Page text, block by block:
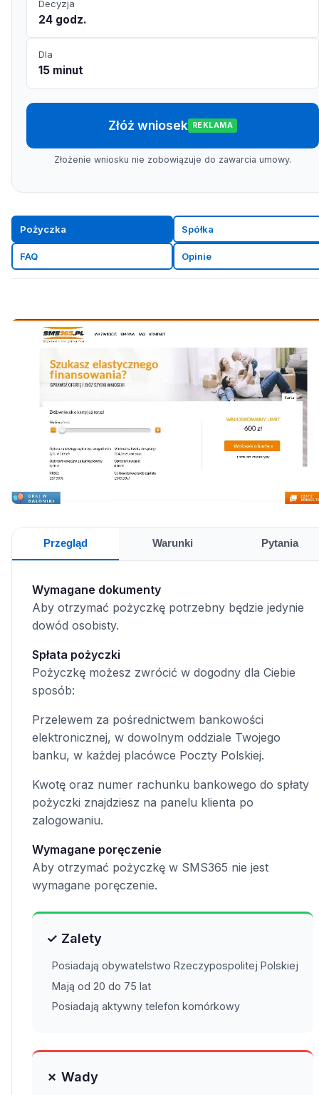
Decyzja
24 godz.
Dla
15 minut
Złóż wniosek REKLAMA
Złożenie wniosku nie zobowiązuje do zawarcia umowy.
Pożyczka Spółka
FAQ Opinie
Przegląd Warunki Pytania
Wymagane dokumenty
Aby otrzymać pożyczkę potrzebny będzie jedynie
dowód osobisty.
Spłata pożyczki
Pożyczkę możesz zwrócić w dogodny dla Ciebie
sposób:
Przelewem za pośrednictwem bankowości
elektronicznej, w dowolnym oddziale Twojego
banku, w każdej placówce Poczty Polskiej.
Kwotę oraz numer rachunku bankowego do spłaty
pożyczki znajdziesz na panelu klienta po
zalogowaniu.
Wymagane poręczenie
Aby otrzymać pożyczkę w SMS365 nie jest
wymagane poręczenie.
✓ Zalety
Posiadają obywatelstwo Rzeczypospolitej Polskiej
Mają od 20 do 75 lat
Posiadają aktywny telefon komórkowy
✗ Wady